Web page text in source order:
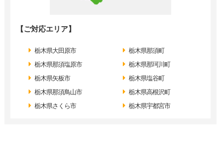
【ご対応エリア】
栃木県大田原市
栃木県那須塩原市
栃木県矢板市
栃木県那須鳥山市
栃木県さくら市
栃木県那須町
栃木県那珂川町
栃木県塩谷町
栃木県高根沢町
栃木県宇都宮市